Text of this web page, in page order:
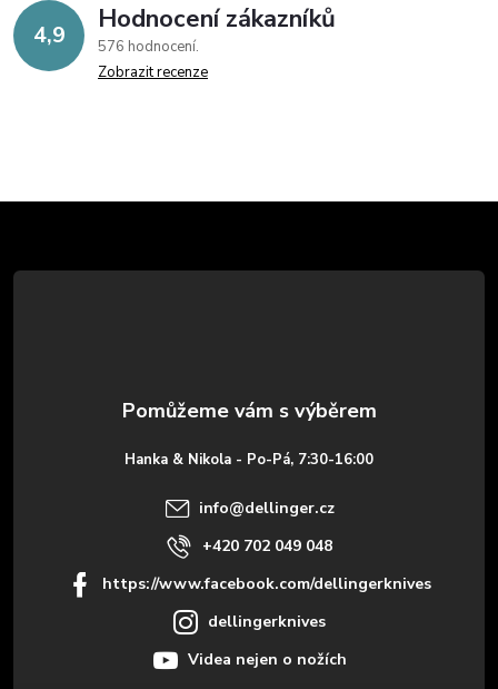
4,9 Hodnocení zákazníků
576 hodnocení
Zobrazit recenze
á
Hanka & Nikola - Po-Pá, 7:30-16:00
info@dellinger.cz
+420 702 049 048
https://www.facebook.com/dellingerknives
dellingerknives
Videa nejen o nožích